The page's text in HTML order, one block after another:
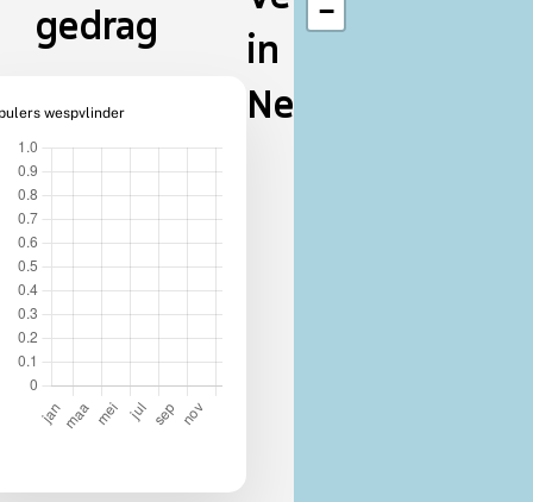
gedrag
wespvlinder
in
Nederland
−